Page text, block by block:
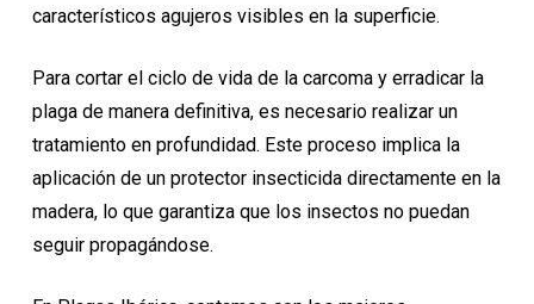
característicos agujeros visibles en la superficie.
Para cortar el ciclo de vida de la carcoma y erradicar la
plaga de manera definitiva, es necesario realizar un
tratamiento en profundidad. Este proceso implica la
aplicación de un protector insecticida directamente en la
madera, lo que garantiza que los insectos no puedan
seguir propagándose.